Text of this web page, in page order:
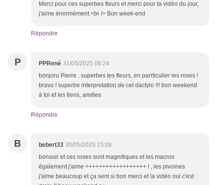
Merci pour ces superbes fleurs et merci pour ta vidéo du jour,
j'aime énormément.<br /> Bon week-end
Répondre
P PPRené 31/05/2025 06:24
bonjoru Pierre , superbes tes fleurs, en parrticulier les roses !
bravo ! superbe interpretation de cet dactylo !!! bon weekend
à toi et les tiens, amities
Répondre
B bebert33 30/05/2025 23:08
bonsoir et ces roses sont magnifiques et les macros
également j'aime ++++++++++++++++++ ! , les pivoines
j'aime beaucoup et ça sent si bon merci et la vidéo oui c'est